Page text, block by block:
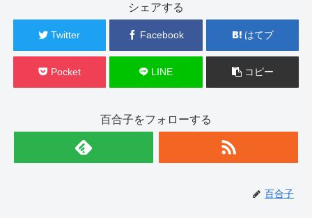
シェアする
Twitter Facebook はてブ
Pocket LINE コピー
百合子をフォローする
百合子